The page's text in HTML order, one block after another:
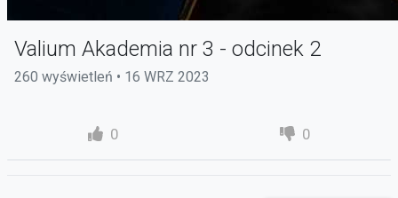
Valium Akademia nr 3 - odcinek 2
260 wyświetleń • 16 WRZ 2023
0 0